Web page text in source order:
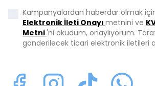
Kampanyalardan haberdar olmak
Elektronik İleti Onayı metnini ve
Metni'ni okudum, onaylıyorum.
gönderilecek ticari elektronik iletileri